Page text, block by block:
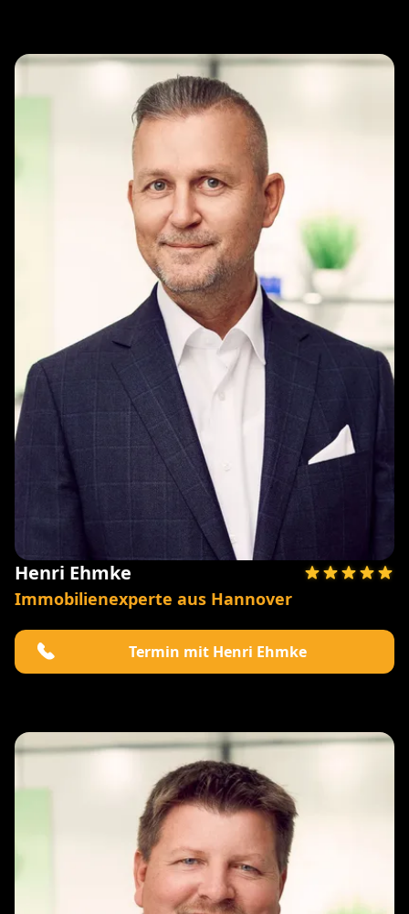
Henri Ehmke
Immobilienexperte aus Hannover
Termin mit Henri Ehmke